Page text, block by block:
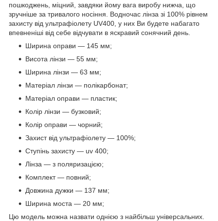
пошкоджень, міцний, завдяки йому вага виробу нижча, що
зручніше за тривалого носіння. Водночас лінза зі 100% рівнем
захисту від ультрафіолету UV400, у них Ви будете набагато
впевненіші від себе відчувати в яскравий сонячний день.
Ширина оправи — 145 мм;
Висота лінзи — 55 мм;
Ширина лінзи — 63 мм;
Матеріал лінзи — полікарбонат;
Матеріал оправи — пластик;
Колір лінзи — бузковий;
Колір оправи — чорний;
Захист від ультрафіолету — 100%;
Ступінь захисту — uv 400;
Лінза — з поляризацією;
Комплект — повний;
Довжина дужки — 137 мм;
Ширина моста — 20 мм;
Цю модель можна назвати однією з найбільш універсальних.